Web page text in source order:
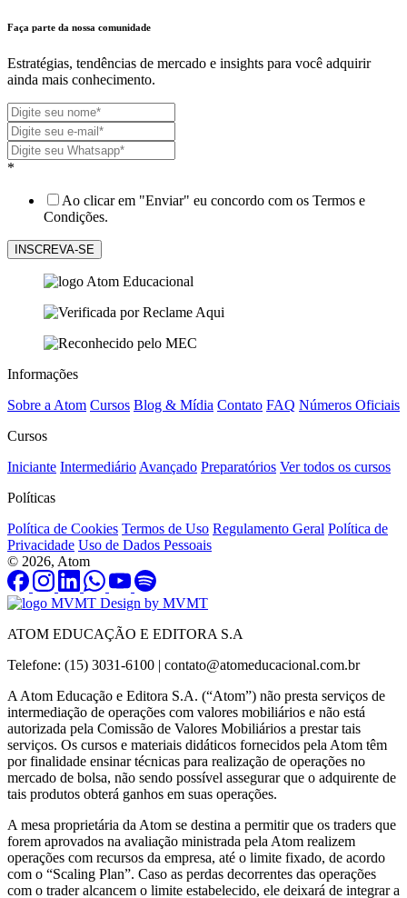
Faça parte da nossa comunidade
Estratégias, tendências de mercado e insights para você adquirir
ainda mais conhecimento.
*
Ao clicar em "Enviar" eu concordo com os Termos e
Condições.
Informações
Sobre a Atom Cursos Blog & Mídia Contato FAQ Números Oficiais
Cursos
Iniciante Intermediário Avançado Preparatórios Ver todos os cursos
Políticas
Política de Cookies Termos de Uso Regulamento Geral Política de
Privacidade Uso de Dados Pessoais
© 2026, Atom
Design by MVMT
ATOM EDUCAÇÃO E EDITORA S.A
Telefone: (15) 3031-6100 | contato@atomeducacional.com.br
A Atom Educação e Editora S.A. (“Atom”) não presta serviços de
intermediação de operações com valores mobiliários e não está
autorizada pela Comissão de Valores Mobiliários a prestar tais
serviços. Os cursos e materiais didáticos fornecidos pela Atom têm
por finalidade ensinar técnicas para realização de operações no
mercado de bolsa, não sendo possível assegurar que o adquirente de
tais produtos obterá ganhos em suas operações.
A mesa proprietária da Atom se destina a permitir que os traders que
forem aprovados na avaliação ministrada pela Atom realizem
operações com recursos da empresa, até o limite fixado, de acordo
com o “Scaling Plan”. Caso as perdas decorrentes das operações
com o trader alcancem o limite estabelecido, ele deixará de integrar a